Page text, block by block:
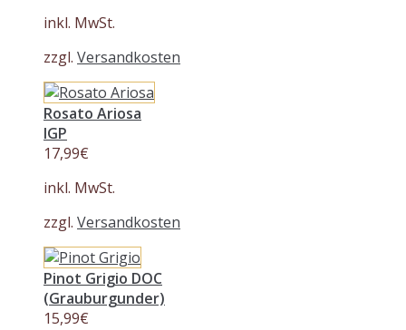
inkl. MwSt.
zzgl. Versandkosten
Rosato Ariosa
IGP
17,99€
inkl. MwSt.
zzgl. Versandkosten
Pinot Grigio DOC
(Grauburgunder)
15,99€